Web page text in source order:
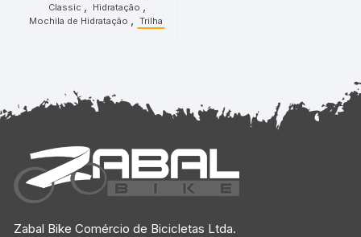
Classic Hidratação
Mochila de Hidratação Trilha
Zabal Bike Comércio de Bicicletas Ltda.